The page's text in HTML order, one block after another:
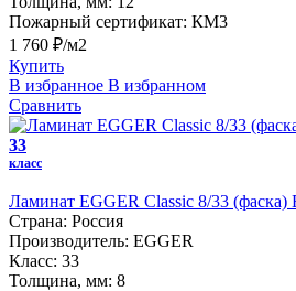
Пожарный сертификат: КМ3
1 760 ₽/м2
Купить
В избранное В избранном
Сравнить
33
класс
Ламинат EGGER Classic 8/33
Страна: Россия
Производитель: EGGER
Класс: 33
Толщина, мм: 8